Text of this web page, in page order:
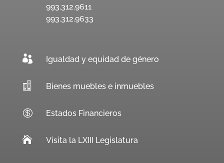
993.312.9611
993.312.9633
 Igualdad y equidad de género
 Bienes muebles e inmuebles
 Estados Financieros
 Visita la LXIII Legislatura